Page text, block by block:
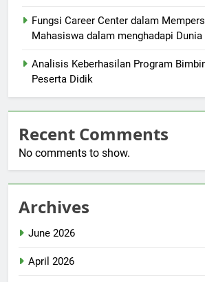
Fungsi Career Center dalam
Mahasiswa dalam menghadapi Dunia
Analisis Keberhasilan Program
Peserta Didik
Recent Comments
No comments to show.
Archives
June 2026
April 2026